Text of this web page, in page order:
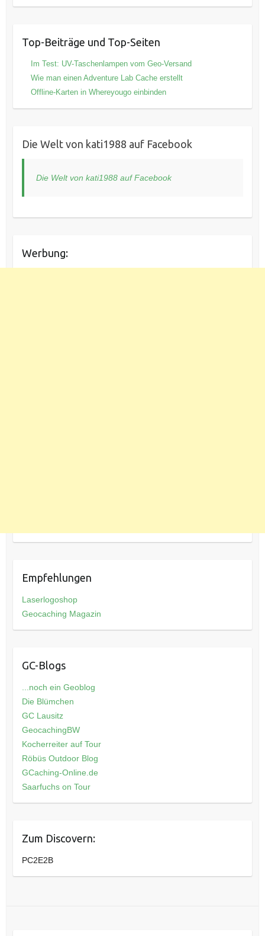
Top-Beiträge und Top-Seiten
Im Test: UV-Taschenlampen vom Geo-Versand
Wie man einen Adventure Lab Cache erstellt
Offline-Karten in Whereyougo einbinden
Die Welt von kati1988 auf Facebook
Die Welt von kati1988 auf Facebook
Werbung:
Empfehlungen
Laserlogoshop
Geocaching Magazin
GC-Blogs
...noch ein Geoblog
Die Blümchen
GC Lausitz
GeocachingBW
Kocherreiter auf Tour
Röbüs Outdoor Blog
GCaching-Online.de
Saarfuchs on Tour
Zum Discovern:
PC2E2B